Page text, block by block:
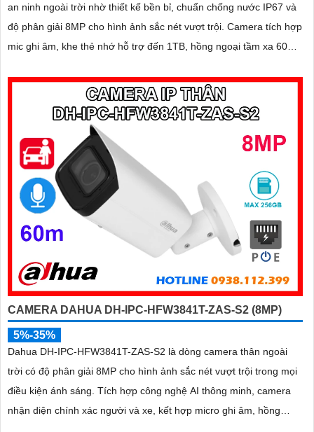
an ninh ngoài trời nhờ thiết kế bền bỉ, chuẩn chống nước IP67 và
độ phân giải 8MP cho hình ảnh sắc nét vượt trội. Camera tích hợp
mic ghi âm, khe thẻ nhớ hỗ trợ đến 1TB, hồng ngoại tầm xa 60m
CAMERA DAHUA DH-IPC-HFW3841T-ZAS-S2 (8MP)
5%-35%
Dahua DH-IPC-HFW3841T-ZAS-S2 là dòng camera thân ngoài
trời có độ phân giải 8MP cho hình ảnh sắc nét vượt trội trong mọi
điều kiện ánh sáng. Tích hợp công nghệ AI thông minh, camera
nhận diện chính xác người và xe, kết hợp micro ghi âm, hồng